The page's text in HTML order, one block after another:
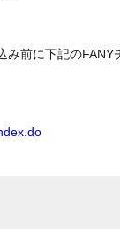
前に下記の